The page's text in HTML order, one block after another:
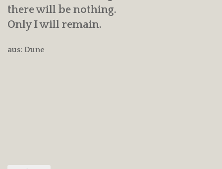
there will be nothing.
Only I will remain.
aus: Dune